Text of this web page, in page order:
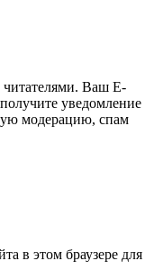
Ваш E-
уведомление
модерацию, спам
в этом браузере для